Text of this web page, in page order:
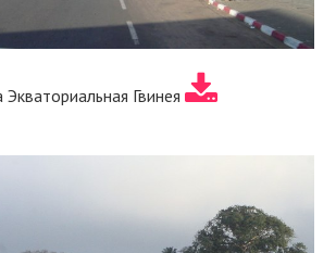
Экваториальная Гвинея